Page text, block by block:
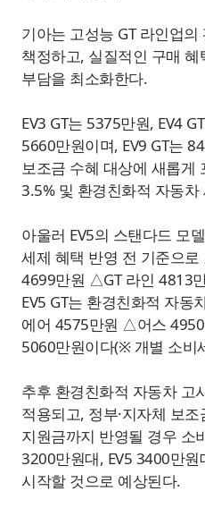
기아는 고성능 GT 라인업
책정하고, 실질적인 구매
부담을 최소화한다.
EV3 GT는 5375만원, EV4
5660만원이며, EV9 GT는
보조금 수혜 대상에 새롭게
3.5% 및 환경친화적 자동차
아울러 EV5의 스탠다드 모
세제 혜택 반영 전 기준으
4699만원 △GT 라인 4813
EV5 GT는 환경친화적 자
에어 4575만원 △어스
5060만원이다(※ 개별 소비
추후 환경친화적 자동차 고
적용되고, 정부·지자체 보
지원금까지 반영될 경우 소
3200만원대, EV5 3400만
시작할 것으로 예상된다.